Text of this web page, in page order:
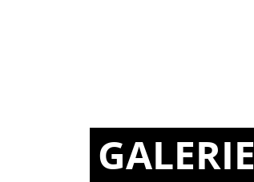
GALERIE